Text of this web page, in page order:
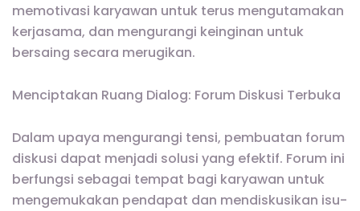
memotivasi karyawan untuk terus mengutamakan
kerjasama, dan mengurangi keinginan untuk
bersaing secara merugikan.
Menciptakan Ruang Dialog: Forum Diskusi Terbuka
Dalam upaya mengurangi tensi, pembuatan forum
diskusi dapat menjadi solusi yang efektif. Forum ini
berfungsi sebagai tempat bagi karyawan untuk
mengemukakan pendapat dan mendiskusikan isu-